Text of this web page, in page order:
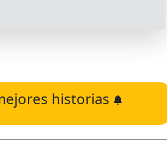
historias